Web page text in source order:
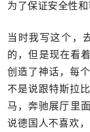
为了保证安全性
当时我写这个，
的，但是现在看
创造了神话，每
不是说跟特斯拉
马，奔驰展厅里
说德国人不喜欢